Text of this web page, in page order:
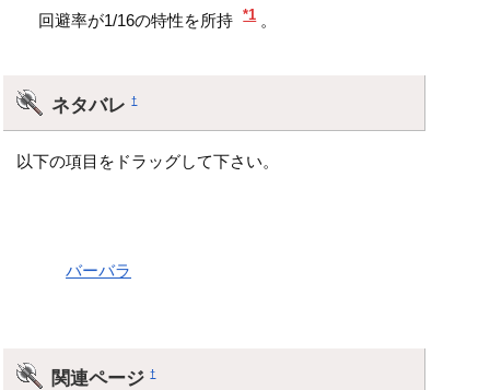
回避率が1/16の特性を所持
*1 。
ネタバレ†
以下の項目をドラッグして下さい。
また、バーバラ
関連ページ†